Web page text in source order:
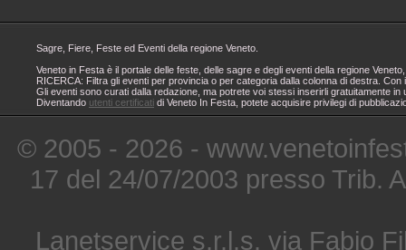
Sagre, Fiere, Feste ed Eventi della regione Veneto.
Veneto in Festa è il portale delle feste, delle sagre e degli eventi della regione
RICERCA: Filtra gli eventi per provincia o per categoria dalla colonna di destra.
Gli eventi sono curati dalla redazione, ma potrete voi stessi inserirli gratuitamente
Diventando utenti certificati di Veneto In Festa, potete acquisire privilegi di
© 2005 - 2026 -
17 del 24/07/2003 presso Trib.
Lanetservice s.r.l.s. via Fabio